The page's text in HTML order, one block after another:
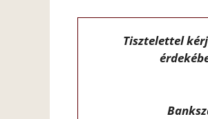
Tisztelettel